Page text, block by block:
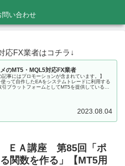
問い合わせ
応FX業者はコチラ↓
のMT5・MQL5対応FX業者
記事にはプロモーションが含まれています。】
って自作したEAをシステムトレードに利用する
引プラットフォームとしてMT5を提供しているFX
2023.08.04
ＥＡ講座 第85回「ポ
関数を作る」【MT5用